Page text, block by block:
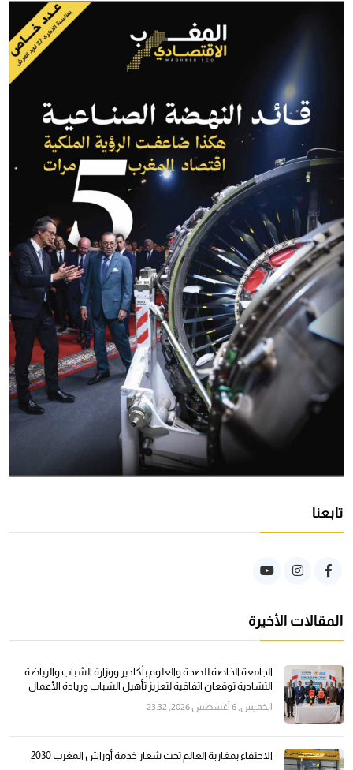
تابعنا
المقالات الأخيرة
الجامعة الخاصة للصحة والعلوم بأكادير ووزارة الشباب والرياضة
التشادية توقعان اتفاقية لتعزيز تأهيل الشباب وريادة الأعمال
الخميس, 6 أغسطس 2026, 23:32
الاحتفاء بمغاربة العالم تحت شعار خدمة أوراش المغرب 2030